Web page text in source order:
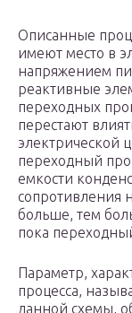
Описанные
имеют место в
напряжением
реактивные
переходных
перестают
электрической
переходный
емкости
сопротивления
больше, тем
пока
Параметр,
процесса,
данной схемы,